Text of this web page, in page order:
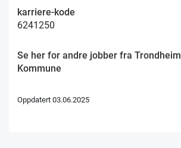
karriere-kode
6241250
Se her for andre jobber fra Trondheim
Kommune
Oppdatert 03.06.2025